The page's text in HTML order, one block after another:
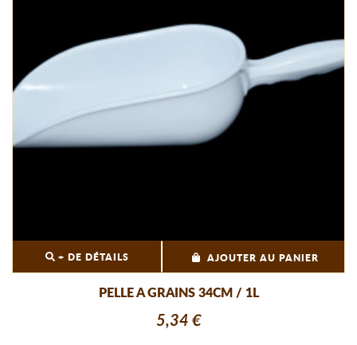
+ DE DÉTAILS AJOUTER AU PANIER
PELLE A GRAINS 34CM / 1L
5,34 €